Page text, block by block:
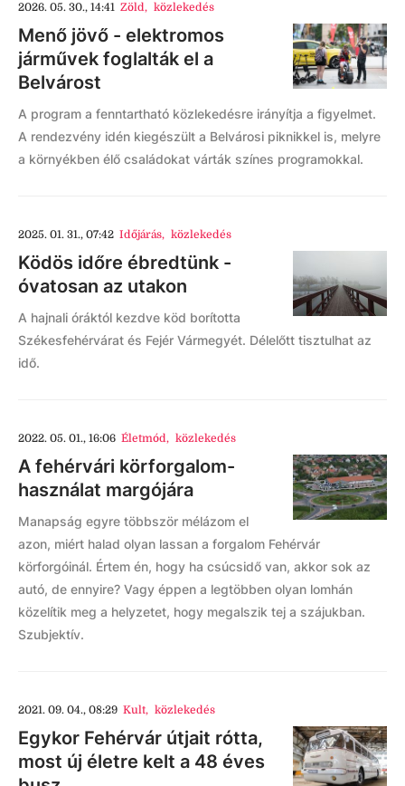
2026. 05. 30., 14:41 Zöld, közlekedés
Menő jövő - elektromos
járművek foglalták el a
Belvárost
A program a fenntartható közlekedésre irányítja a figyelmet.
A rendezvény idén kiegészült a Belvárosi piknikkel is, melyre
a környékben élő családokat várták színes programokkal.
2025. 01. 31., 07:42 Időjárás, közlekedés
Ködös időre ébredtünk -
óvatosan az utakon
A hajnali óráktól kezdve köd borította
Székesfehérvárat és Fejér Vármegyét. Délelőtt tisztulhat az
idő.
2022. 05. 01., 16:06 Életmód, közlekedés
A fehérvári körforgalom-
használat margójára
Manapság egyre többször mélázom el
azon, miért halad olyan lassan a forgalom Fehérvár
körforgóinál. Értem én, hogy ha csúcsidő van, akkor sok az
autó, de ennyire? Vagy éppen a legtöbben olyan lomhán
közelítik meg a helyzetet, hogy megalszik tej a szájukban.
Szubjektív.
2021. 09. 04., 08:29 Kult, közlekedés
Egykor Fehérvár útjait rótta,
most új életre kelt a 48 éves